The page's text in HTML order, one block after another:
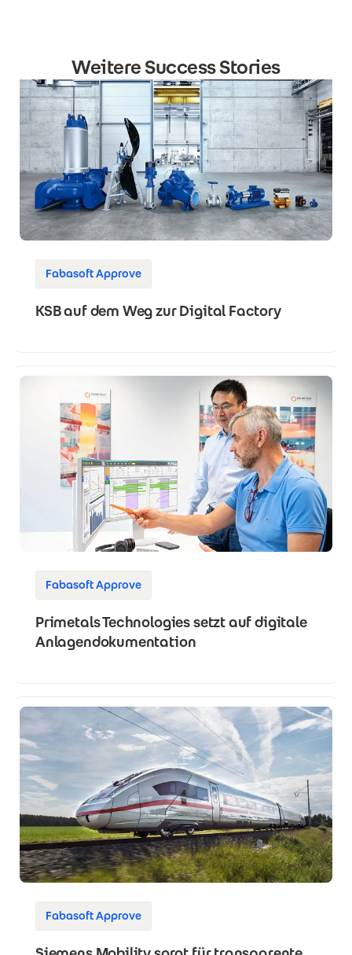
Weitere Success Stories
Fabasoft Approve
KSB auf dem Weg zur Digital Factory
Fabasoft Approve
Primetals Technologies setzt auf digitale
Anlagendokumentation
Fabasoft Approve